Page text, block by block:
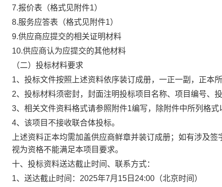
7.报价表（格式见附件1）
8.服务应答表（格式见附件1）
9.供应商应提交的相关证明材料
10.供应商认为应提交的其他材料
（二）投标材料要求
1、投标文件按照上述资料依序装订成册，一正一副，正本
2、投标材料须密封，封面注明投标项目名称、项目编号、
3、相关文件资料格式请参照附件1编写，除附件中所列格
4、该项目不接收联合体投标。
上述资料正本均需加盖供应商鲜章并装订成册；如有涉及
视为资格不能满足本项目要求。
十、投标资料送达截止时间、联系方式：
1、送达截止时间：2025年7月15日24:00（北京时间）